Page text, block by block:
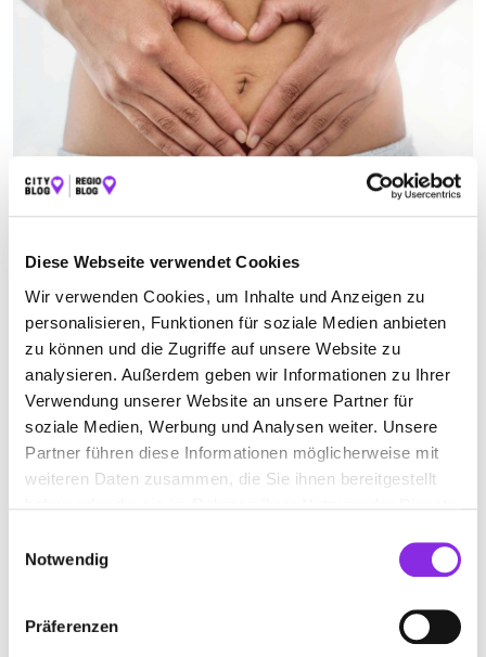
Diese Webseite verwendet Cookies
Wir verwenden Cookies, um Inhalte und Anzeigen zu
personalisieren, Funktionen für soziale Medien anbieten
zu können und die Zugriffe auf unsere Website zu
analysieren. Außerdem geben wir Informationen zu Ihrer
Verwendung unserer Website an unsere Partner für
soziale Medien, Werbung und Analysen weiter. Unsere
Partner führen diese Informationen möglicherweise mit
weiteren Daten zusammen, die Sie ihnen bereitgestellt
Notwendig
Präferenzen
OSTEOPATH IN WACHENHEIM AN DER
WEINSTRASSE
Suchen nach
Finden